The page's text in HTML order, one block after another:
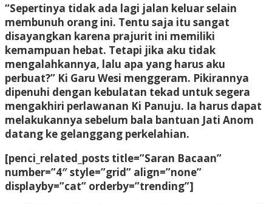
“Sepertinya tidak ada lagi jalan keluar selain
membunuh orang ini. Tentu saja itu sangat
disayangkan karena prajurit ini memiliki
kemampuan hebat. Tetapi jika aku tidak
mengalahkannya, lalu apa yang harus aku
perbuat?” Ki Garu Wesi menggeram. Pikirannya
dipenuhi dengan kebulatan tekad untuk segera
mengakhiri perlawanan Ki Panuju. Ia harus dapat
melakukannya sebelum bala bantuan Jati Anom
datang ke gelanggang perkelahian.
[penci_related_posts title=”Saran Bacaan”
number=”4″ style=”grid” align=”none”
displayby=”cat” orderby=”trending”]